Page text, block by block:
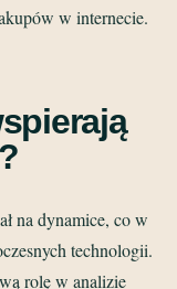
w internecie.
na dynamice, co w
technologii.
rolę w analizie